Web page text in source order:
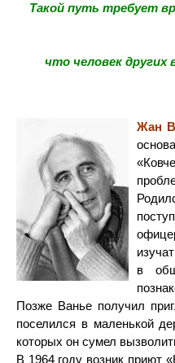
Такой путь требует
что человек других
Жан
в
Позже Ванье получил
поселился в маленькой
которых он сумел
В 1964 году возник приют